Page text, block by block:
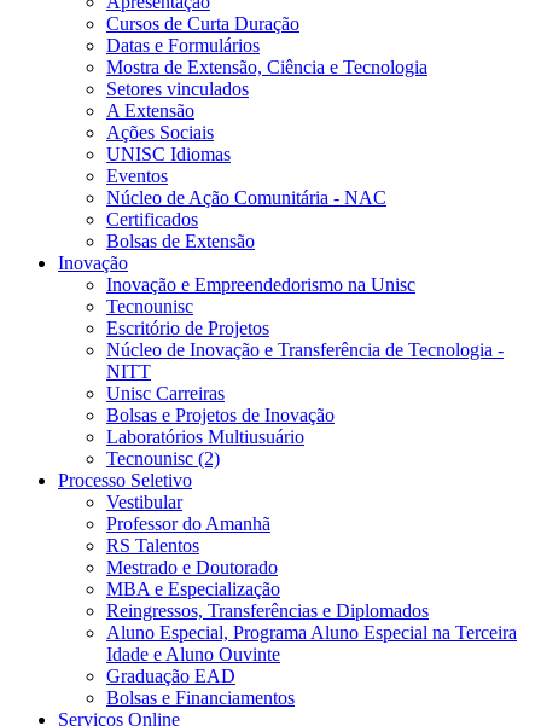
Cursos de Curta Duração
Datas e Formulários
Mostra de Extensão, Ciência e Tecnologia
Setores vinculados
A Extensão
Ações Sociais
UNISC Idiomas
Eventos
Núcleo de Ação Comunitária - NAC
Certificados
Bolsas de Extensão
Inovação
Inovação e Empreendedorismo na Unisc
Tecnounisc
Escritório de Projetos
Núcleo de Inovação e Transferência de Tecnologia -
NITT
Unisc Carreiras
Bolsas e Projetos de Inovação
Laboratórios Multiusuário
Tecnounisc (2)
Processo Seletivo
Vestibular
Professor do Amanhã
RS Talentos
Mestrado e Doutorado
MBA e Especialização
Reingressos, Transferências e Diplomados
Aluno Especial, Programa Aluno Especial na Terceira
Idade e Aluno Ouvinte
Graduação EAD
Bolsas e Financiamentos
Serviços Online